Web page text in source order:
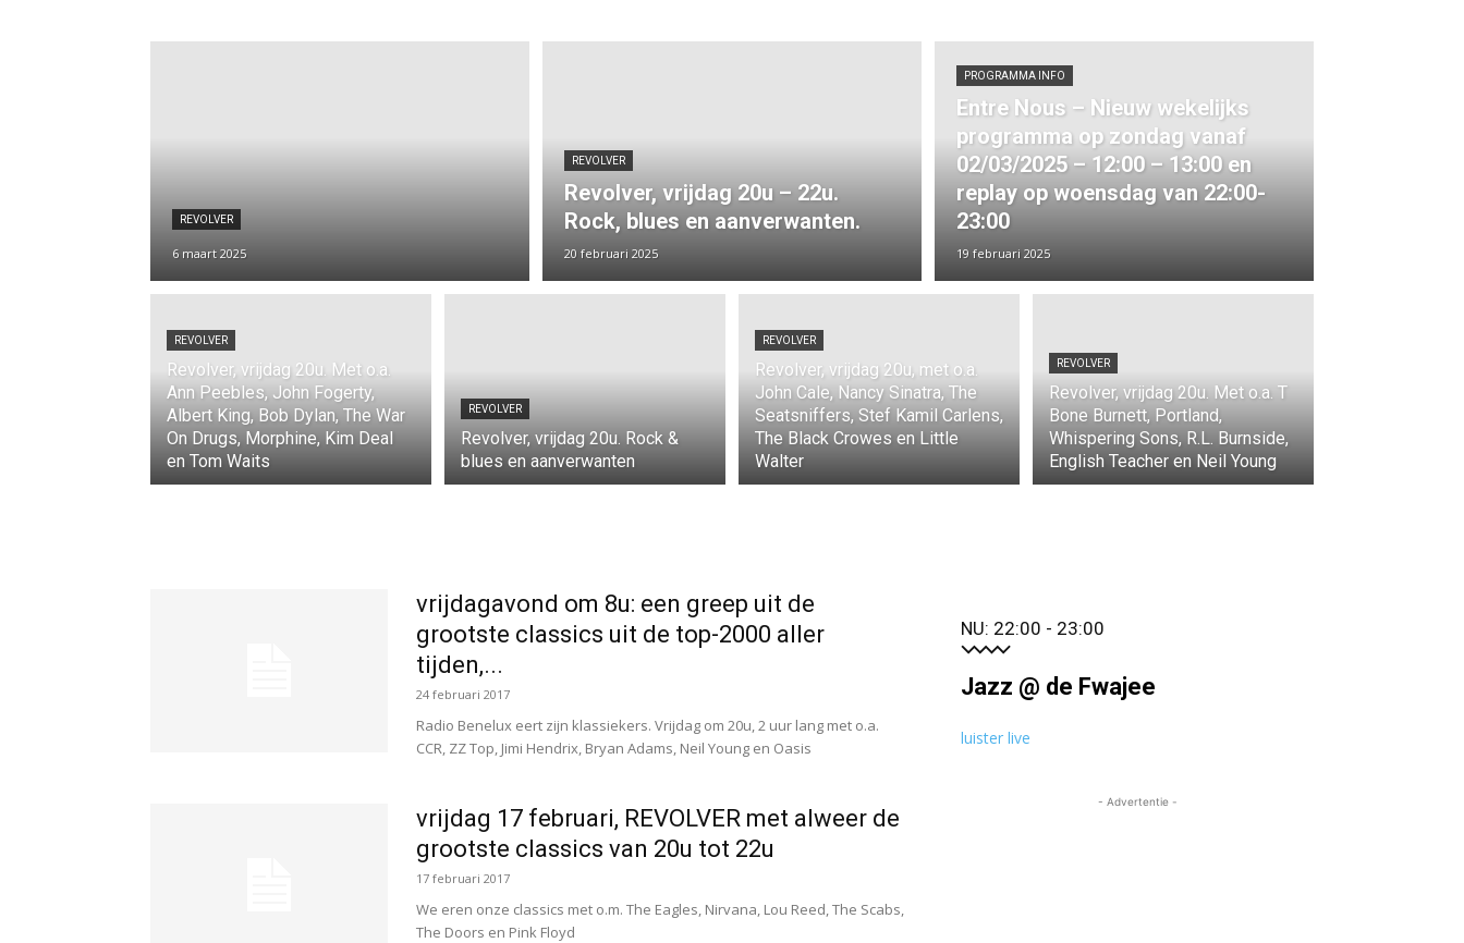
REVOLVER
6 maart 2025
REVOLVER
Revolver, vrijdag 20u – 22u.
Rock, blues en aanverwanten.
20 februari 2025
PROGRAMMA INFO
Entre Nous – Nieuw wekelijks
programma op zondag vanaf
02/03/2025 – 12:00 – 13:00 en
replay op woensdag van 22:00-
23:00
19 februari 2025
REVOLVER
Revolver, vrijdag 20u. Met o.a.
Ann Peebles, John Fogerty,
Albert King, Bob Dylan, The War
On Drugs, Morphine, Kim Deal
en Tom Waits
REVOLVER
Revolver, vrijdag 20u. Rock &
blues en aanverwanten
REVOLVER
Revolver, vrijdag 20u, met o.a.
John Cale, Nancy Sinatra, The
Seatsniffers, Stef Kamil Carlens,
The Black Crowes en Little
Walter
REVOLVER
Revolver, vrijdag 20u. Met o.a. T
Bone Burnett, Portland,
Whispering Sons, R.L. Burnside,
English Teacher en Neil Young
vrijdagavond om 8u: een greep uit de
grootste classics uit de top-2000 aller
tijden,...
24 februari 2017
Radio Benelux eert zijn klassiekers. Vrijdag om 20u, 2 uur lang met o.a.
CCR, ZZ Top, Jimi Hendrix, Bryan Adams, Neil Young en Oasis
vrijdag 17 februari, REVOLVER met alweer de
grootste classics van 20u tot 22u
17 februari 2017
We eren onze classics met o.m. The Eagles, Nirvana, Lou Reed, The Scabs,
The Doors en Pink Floyd
NU: 22:00 - 23:00
Jazz @ de Fwajee
luister live
- Advertentie -